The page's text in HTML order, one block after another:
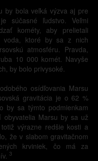
by bola veľká výzva aj pre
súčasné ľudstvo. Veľmi
kométy, aby prelietali
voda, ktoré by sa z nich
atmosféru. Pravda,
10 000 komét. Navyše
by bolo privysoké.
osídľovania Marsu
gravitácia je o 62 %
by sa týmto podmienkam
obyvatelia Marsu by sa už
výrazne redšie kosti a
že v slabom gravitačnom
krviniek, čo má za
3